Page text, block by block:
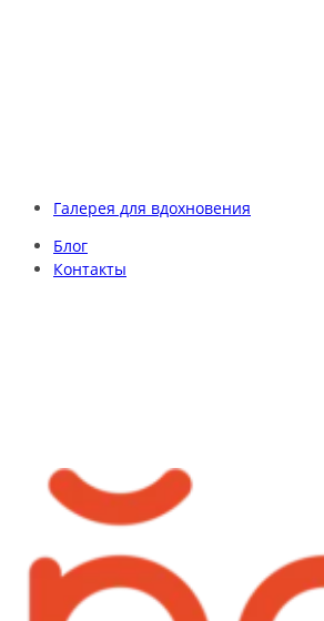
Галерея для вдохновения
Блог
Контакты